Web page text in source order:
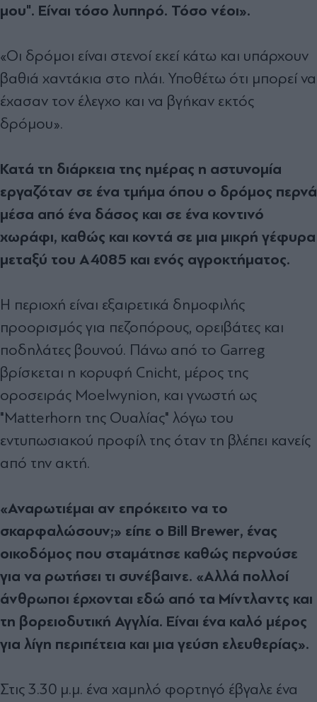
μου". Είναι τόσο λυπηρό. Τόσο νέοι».
«Οι δρόμοι είναι στενοί εκεί κάτω και υπάρχουν
βαθιά χαντάκια στο πλάι. Υποθέτω ότι μπορεί να
έχασαν τον έλεγχο και να βγήκαν εκτός
δρόμου».
Κατά τη διάρκεια της ημέρας η αστυνομία
εργαζόταν σε ένα τμήμα όπου ο δρόμος περνά
μέσα από ένα δάσος και σε ένα κοντινό
χωράφι, καθώς και κοντά σε μια μικρή γέφυρα
μεταξύ του A4085 και ενός αγροκτήματος.
Η περιοχή είναι εξαιρετικά δημοφιλής
προορισμός για πεζοπόρους, ορειβάτες και
ποδηλάτες βουνού. Πάνω από το Garreg
βρίσκεται η κορυφή Cnicht, μέρος της
οροσειράς Moelwynion, και γνωστή ως
"Matterhorn της Ουαλίας" λόγω του
εντυπωσιακού προφίλ της όταν τη βλέπει κανείς
από την ακτή.
«Αναρωτιέμαι αν επρόκειτο να το
σκαρφαλώσουν;» είπε ο Bill Brewer, ένας
οικοδόμος που σταμάτησε καθώς περνούσε
για να ρωτήσει τι συνέβαινε. «Αλλά πολλοί
άνθρωποι έρχονται εδώ από τα Μίντλαντς και
τη βορειοδυτική Αγγλία. Είναι ένα καλό μέρος
για λίγη περιπέτεια και μια γεύση ελευθερίας».
Στις 3.30 μ.μ. ένα χαμηλό φορτηγό έβγαλε ένα